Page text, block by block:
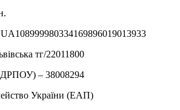
тг/22011800
– 38008294
України (ЕАП)